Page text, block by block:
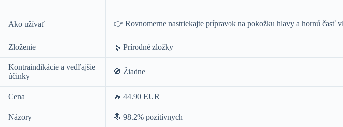
Ako užívať 👉 Rovnomerne nastriekajte prípravok na pokožku hlavy a hornú časť
Zloženie 🌿 Prírodné zložky
Kontraindikácie a vedľajšie
účinky
🚫 Žiadne
Cena 🔥 44.90 EUR
Názory 🔝 98.2% pozitívnych